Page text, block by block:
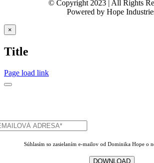
© Copyright 2023 | All Rights
Powered by Hope
Zatvoriť
rýchle
produktu
×
Title
Page load link
Súhlasím so zasielaním e-mailov od Dominika Hope o
DOWNLOAD